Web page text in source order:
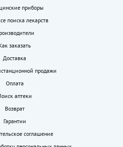
приборы
поиска лекарств
заказать
Доставка
продажи
Оплата
аптеки
Возврат
Гарантии
соглашение